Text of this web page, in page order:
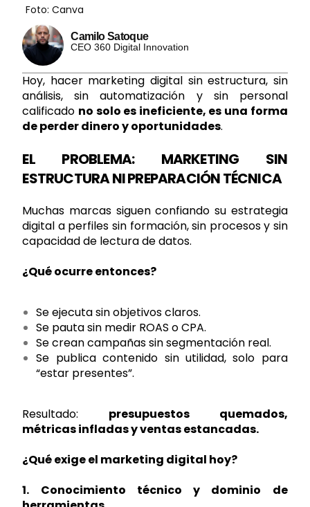
Foto: Canva
Camilo Satoque
CEO 360 Digital Innovation
Hoy, hacer marketing digital sin estructura, sin
análisis, sin automatización y sin personal
calificado no solo es ineficiente, es una forma
de perder dinero y oportunidades.
EL PROBLEMA: MARKETING SIN
ESTRUCTURA NI PREPARACIÓN TÉCNICA
Muchas marcas siguen confiando su estrategia
digital a perfiles sin formación, sin procesos y sin
capacidad de lectura de datos.
¿Qué ocurre entonces?
Se ejecuta sin objetivos claros.
Se pauta sin medir ROAS o CPA.
Se crean campañas sin segmentación real.
Se publica contenido sin utilidad, solo para
“estar presentes”.
Resultado: presupuestos quemados,
métricas infladas y ventas estancadas.
¿Qué exige el marketing digital hoy?
1. Conocimiento técnico y dominio de